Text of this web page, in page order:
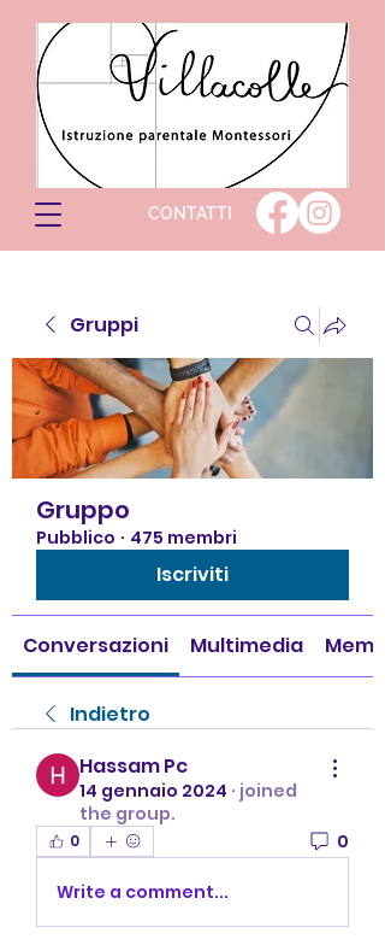
CONTATTI
Gruppi
Gruppo
Pubblico · 475 membri
Iscriviti
Conversazioni Multimedia
Indietro
Hassam Pc
14 gennaio 2024 · joined
the group.
0 0
Write a comment...